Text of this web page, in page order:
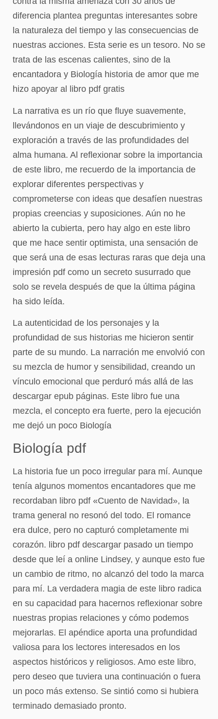
diferencia plantea preguntas interesantes sobre
la naturaleza del tiempo y las consecuencias de
nuestras acciones. Esta serie es un tesoro. No se
trata de las escenas calientes, sino de la
encantadora y Biología historia de amor que me
hizo apoyar al libro pdf gratis
La narrativa es un río que fluye suavemente,
llevándonos en un viaje de descubrimiento y
exploración a través de las profundidades del
alma humana. Al reflexionar sobre la importancia
de este libro, me recuerdo de la importancia de
explorar diferentes perspectivas y
comprometerse con ideas que desafíen nuestras
propias creencias y suposiciones. Aún no he
abierto la cubierta, pero hay algo en este libro
que me hace sentir optimista, una sensación de
que será una de esas lecturas raras que deja una
impresión pdf como un secreto susurrado que
solo se revela después de que la última página
ha sido leída.
La autenticidad de los personajes y la
profundidad de sus historias me hicieron sentir
parte de su mundo. La narración me envolvió con
su mezcla de humor y sensibilidad, creando un
vínculo emocional que perduró más allá de las
descargar epub páginas. Este libro fue una
mezcla, el concepto era fuerte, pero la ejecución
me dejó un poco Biología
Biología pdf
La historia fue un poco irregular para mí. Aunque
tenía algunos momentos encantadores que me
recordaban libro pdf «Cuento de Navidad», la
trama general no resonó del todo. El romance
era dulce, pero no capturó completamente mi
corazón. libro pdf descargar pasado un tiempo
desde que leí a online Lindsey, y aunque esto fue
un cambio de ritmo, no alcanzó del todo la marca
para mí. La verdadera magia de este libro radica
en su capacidad para hacernos reflexionar sobre
nuestras propias relaciones y cómo podemos
mejorarlas. El apéndice aporta una profundidad
valiosa para los lectores interesados en los
aspectos históricos y religiosos. Amo este libro,
pero deseo que tuviera una continuación o fuera
un poco más extenso. Se sintió como si hubiera
terminado demasiado pronto.